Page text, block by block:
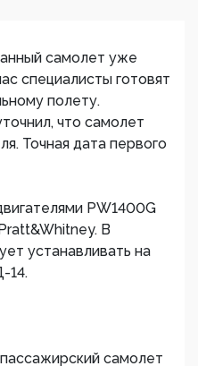
самолет уже
специалисты готовят
полету.
что самолет
Точная дата первого
PW1400G
В
устанавливать на
14.
самолет